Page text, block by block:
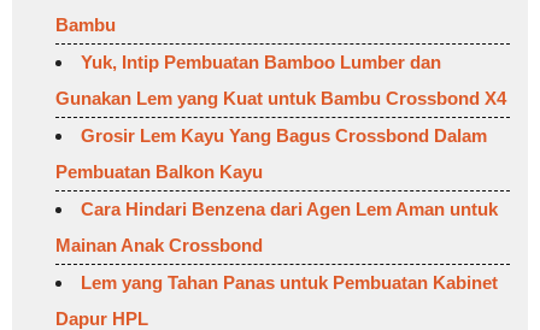
Bambu
Yuk, Intip Pembuatan Bamboo Lumber dan
Gunakan Lem yang Kuat untuk Bambu Crossbond X4
Grosir Lem Kayu Yang Bagus Crossbond Dalam
Pembuatan Balkon Kayu
Cara Hindari Benzena dari Agen Lem Aman untuk
Mainan Anak Crossbond
Lem yang Tahan Panas untuk Pembuatan Kabinet
Dapur HPL